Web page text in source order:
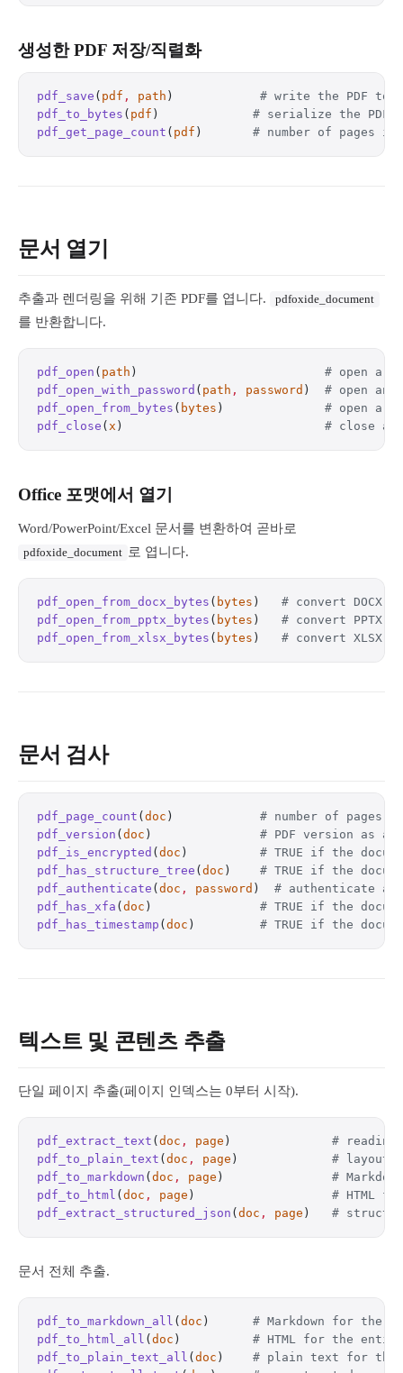
생성한 PDF 저장/직렬화
pdf_save ( pdf , path ) # write the PDF to
pdf_to_bytes ( pdf ) # serialize the PDF
pdf_get_page_count ( pdf ) # number of pages
문서 열기
추출과 렌더링을 위해 기존 PDF를 엽니다. pdfoxide_document
를 반환합니다.
pdf_open ( path ) # open a
pdf_open_with_password ( path , password ) # open an
pdf_open_from_bytes ( bytes ) # open a
pdf_close ( x ) # close
Office 포맷에서 열기
Word/PowerPoint/Excel 문서를 변환하여 곧바로
pdfoxide_document 로 엽니다.
pdf_open_from_docx_bytes ( bytes ) # convert DOCX
pdf_open_from_pptx_bytes ( bytes ) # convert PPTX
pdf_open_from_xlsx_bytes ( bytes ) # convert XLSX
문서 검사
pdf_page_count ( doc ) # number of pages
pdf_version ( doc ) # PDF version as
pdf_is_encrypted ( doc ) # TRUE if the
pdf_has_structure_tree ( doc ) # TRUE if the
pdf_authenticate ( doc , password ) # authenticate an
pdf_has_xfa ( doc ) # TRUE if the
pdf_has_timestamp ( doc ) # TRUE if the
텍스트 및 콘텐츠 추출
단일 페이지 추출(페이지 인덱스는 0부터 시작).
pdf_extract_text ( doc , page ) #
pdf_to_plain_text ( doc , page ) # layout-
pdf_to_markdown ( doc , page ) #
pdf_to_html ( doc , page ) # HTML
pdf_extract_structured_json ( doc , page ) #
문서 전체 추출.
pdf_to_markdown_all ( doc ) # Markdown for the
pdf_to_html_all ( doc ) # HTML for the entire
pdf_to_plain_text_all ( doc ) # plain text for the